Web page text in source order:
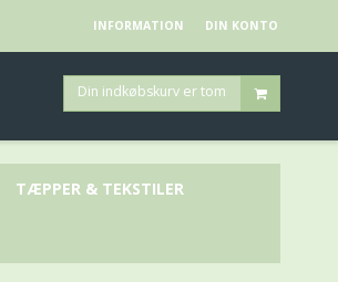
INFORMATION DIN KONTO
Din indkøbskurv er tom
TÆPPER & TEKSTILER